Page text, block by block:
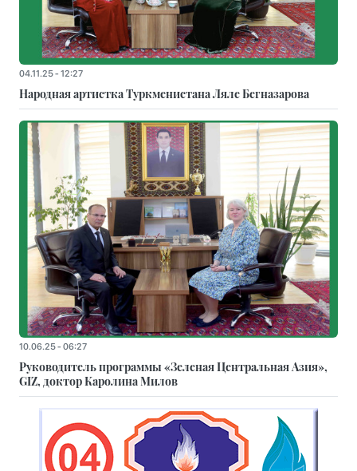
04.11.25 - 12:27
Народная артистка Туркменистана Ляле Бегназарова
10.06.25 - 06:27
Руководитель программы «Зеленая Центральная Азия»,
GIZ, доктор Каролина Милов